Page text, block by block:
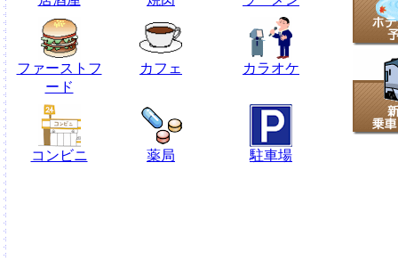
ファーストフ
ード
カフェ カラオケ
コンビニ 薬局 駐車場